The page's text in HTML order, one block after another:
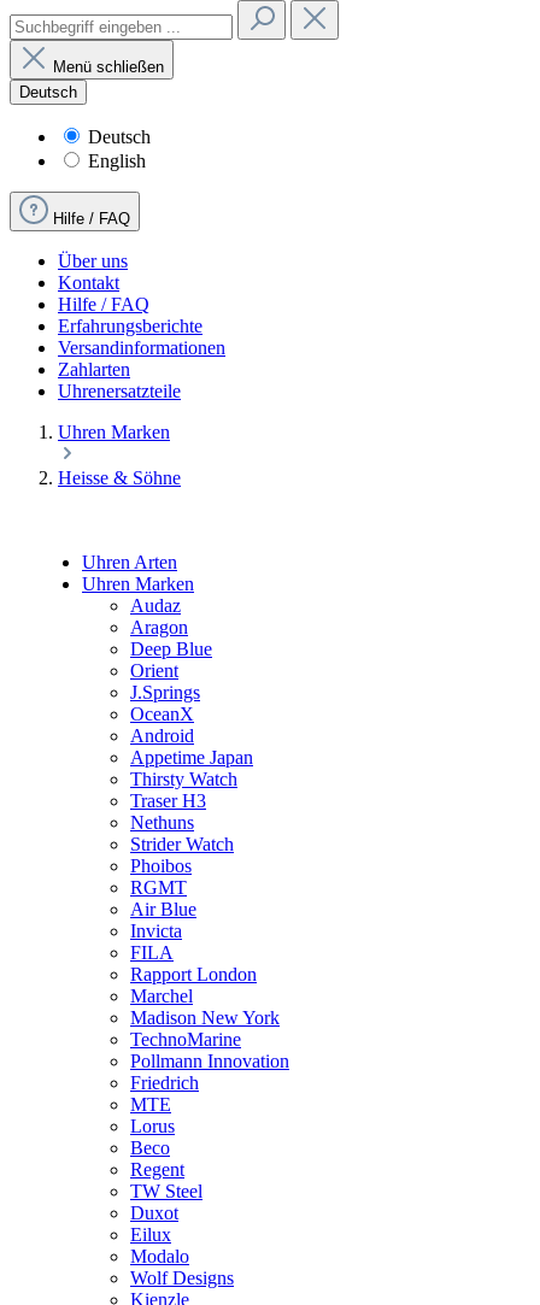
Menü schließen
Deutsch
Deutsch
English
Hilfe / FAQ
Über uns
Kontakt
Hilfe / FAQ
Erfahrungsberichte
Versandinformationen
Zahlarten
Uhrenersatzteile
Uhren Marken
Heisse & Söhne
Uhren Arten
Uhren Marken
Audaz
Aragon
Deep Blue
Orient
J.Springs
OceanX
Android
Appetime Japan
Thirsty Watch
Traser H3
Nethuns
Strider Watch
Phoibos
RGMT
Air Blue
Invicta
FILA
Rapport London
Marchel
Madison New York
TechnoMarine
Pollmann Innovation
Friedrich
MTE
Lorus
Beco
Regent
TW Steel
Duxot
Eilux
Modalo
Wolf Designs
Kienzle